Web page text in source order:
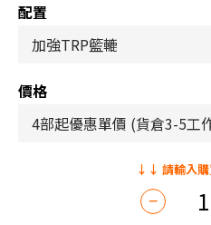
配置
價格